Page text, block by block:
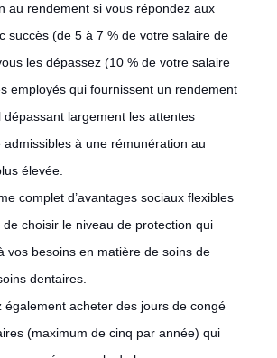
au rendement si vous répondez aux
succès (de 5 à 7 % de votre salaire de
les dépassez (10 % de votre salaire
employés qui fournissent un rendement
dépassant largement les attentes
admissibles à une rémunération au
élevée.
complet d’avantages sociaux flexibles
choisir le niveau de protection qui
vos besoins en matière de soins de
dentaires.
également acheter des jours de congé
(maximum de cinq par année) qui